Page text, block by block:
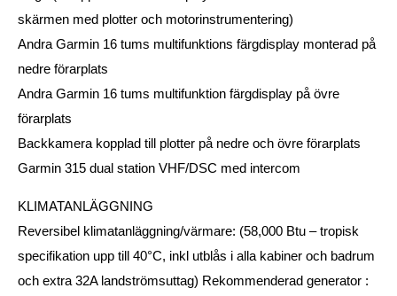
skärmen med plotter och motorinstrumentering)
Andra Garmin 16 tums multifunktions färgdisplay monterad på
nedre förarplats
Andra Garmin 16 tums multifunktion färgdisplay på övre
förarplats
Backkamera kopplad till plotter på nedre och övre förarplats
Garmin 315 dual station VHF/DSC med intercom
KLIMATANLÄGGNING
Reversibel klimatanläggning/värmare: (58,000 Btu – tropisk
specifikation upp till 40°C, inkl utblås i alla kabiner och badrum
och extra 32A landströmsuttag) Rekommenderad generator :